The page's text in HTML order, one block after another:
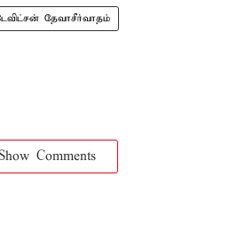
டேவிட்சன் தேவாசீர்வாதம்
Show Comments